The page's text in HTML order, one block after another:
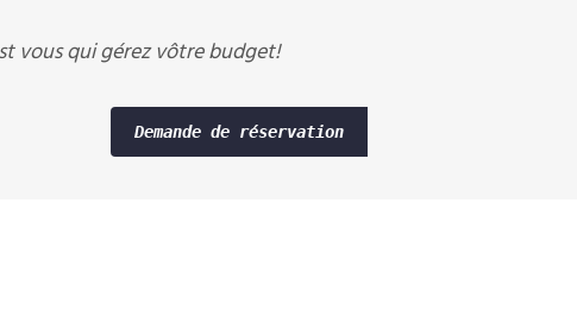
vous qui gérez vôtre budget!
Demande de réservation